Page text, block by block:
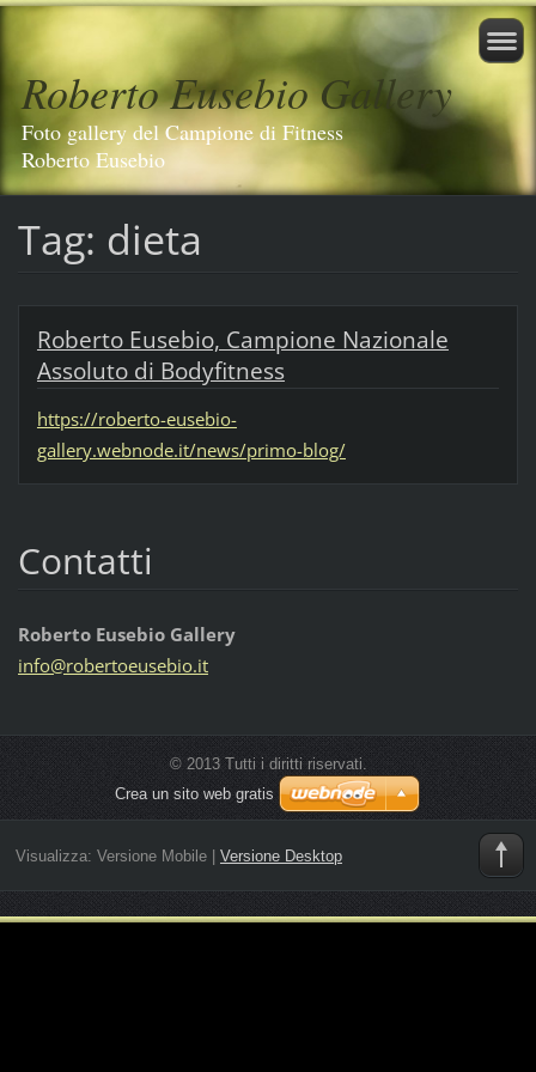
Roberto Eusebio Gallery
Foto gallery del Campione di Fitness
Roberto Eusebio
Tag: dieta
Roberto Eusebio, Campione Nazionale
Assoluto di Bodyfitness
https://roberto-eusebio-
gallery.webnode.it/news/primo-blog/
Contatti
Roberto Eusebio Gallery
info@robertoeusebio.it
© 2013 Tutti i diritti riservati.
Crea un sito web gratis
Visualizza: Versione Mobile| Versione Desktop